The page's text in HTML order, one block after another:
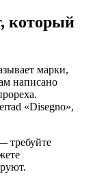
который
марки,
написано
«Disegno»,
требуйте